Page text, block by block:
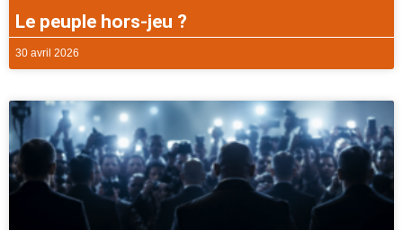
Le peuple hors-jeu ?
30 avril 2026